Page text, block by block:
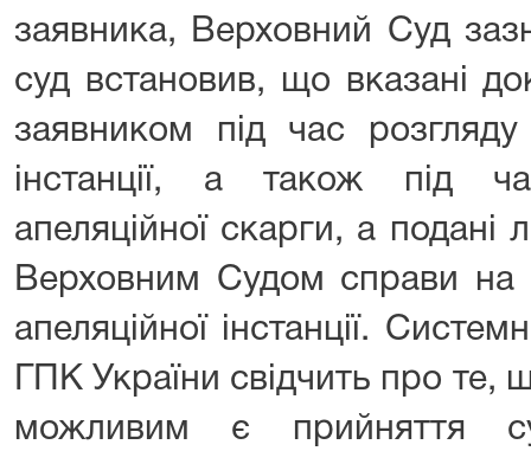
заявника, Верховний Суд
суд встановив, що вказані
заявником під час
інстанції, а також під
апеляційної скарги, а подані
Верховним Судом справи на
апеляційної інстанції.
ГПК України свідчить про те,
можливим є прийняття